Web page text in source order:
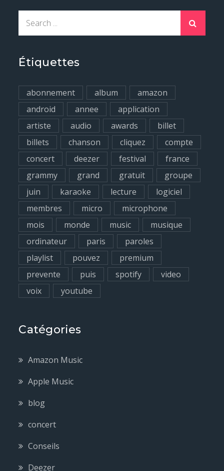
r
h
f
o
Étiquettes
abonnement album
amazon
android
annee
application
artiste
audio awards
billet
billets
chanson cliquez
compte
concert
deezer festival
france
grammy
grand gratuit
groupe
juin
karaoke lecture
logiciel
membres
micro
microphone
mois
monde music
musique
ordinateur
paris
paroles
playlist
pouvez
premium
prevente
puis spotify
video
voix
youtube
Catégories
Amazon Music
Apple Music
blog
concert
Conseils
Deezer